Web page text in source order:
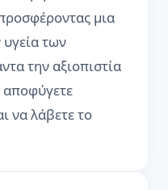
μια
υγεία των
την αξιοπιστία
αποφύγετε
να λάβετε το